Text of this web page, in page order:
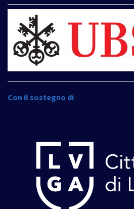
Con il sostegno di